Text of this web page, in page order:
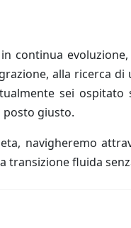
continua
alla ricerca
sei
posto giusto.
navigheremo
transizione fluida